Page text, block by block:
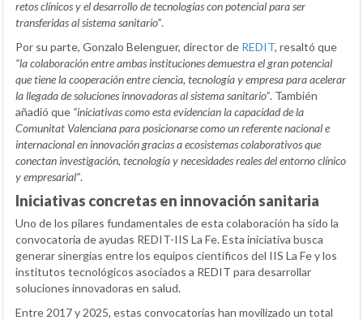
retos clínicos y el desarrollo de tecnologías con potencial para ser
transferidas al sistema sanitario”.
Por su parte, Gonzalo Belenguer, director de REDIT, resaltó que
“la colaboración entre ambas instituciones demuestra el gran potencial
que tiene la cooperación entre ciencia, tecnología y empresa para acelerar
la llegada de soluciones innovadoras al sistema sanitario”. También
añadió que “iniciativas como esta evidencian la capacidad de la
Comunitat Valenciana para posicionarse como un referente nacional e
internacional en innovación gracias a ecosistemas colaborativos que
conectan investigación, tecnología y necesidades reales del entorno clínico
y empresarial”.
Iniciativas concretas en innovación sanitaria
Uno de los pilares fundamentales de esta colaboración ha sido la
convocatoria de ayudas REDIT-IIS La Fe. Esta iniciativa busca
generar sinergias entre los equipos científicos del IIS La Fe y los
institutos tecnológicos asociados a REDIT para desarrollar
soluciones innovadoras en salud.
Entre 2017 y 2025, estas convocatorias han movilizado un total